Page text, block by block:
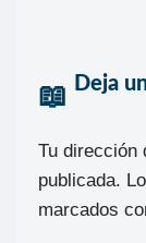
Deja
Tu dirección
publicada.
marcados